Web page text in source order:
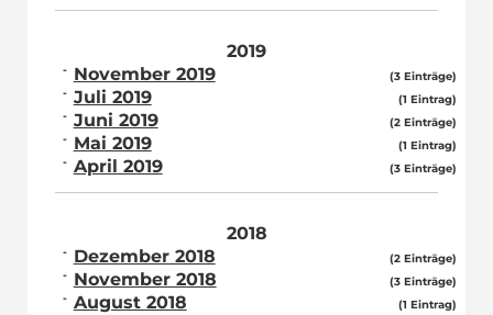
2019
November 2019
(3 Einträge)
Juli 2019 (1 Eintrag)
Juni 2019 (2 Einträge)
Mai 2019 (1 Eintrag)
April 2019 (3 Einträge)
2018
Dezember 2018
(2 Einträge)
November 2018 (3 Einträge)
August 2018 (1 Eintrag)